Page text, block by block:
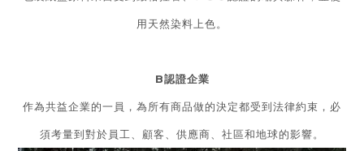
用天然染料上色。
B認證企業
作為共益企業的一員，為所有商品做的決定都受到法律約束，必
須考量到對於員工、顧客、供應商、社區和地球的影響。